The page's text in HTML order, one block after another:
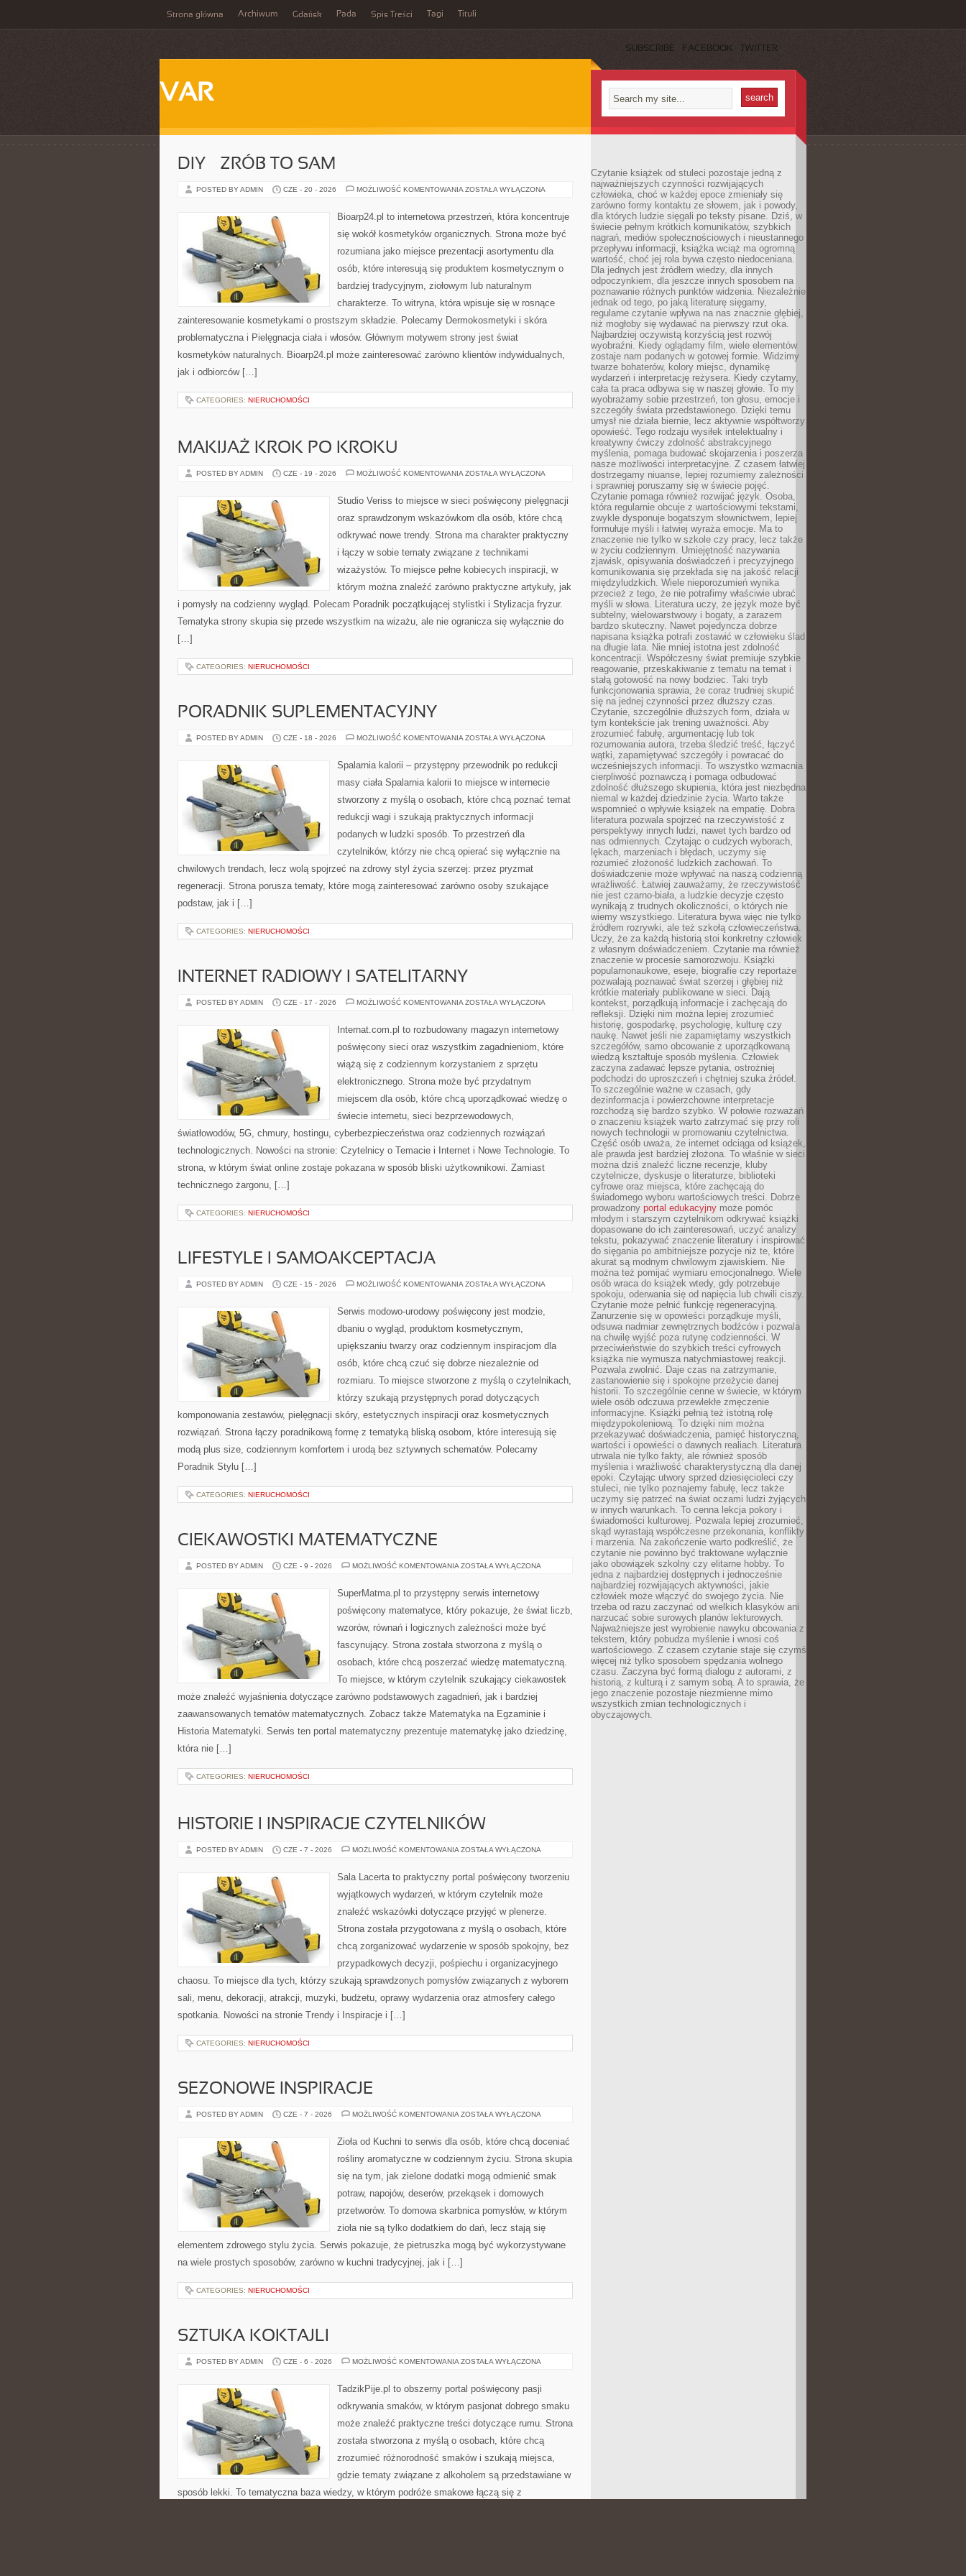
Strona główna Archiwum Gdańsk Pada Spis Treści Tagi Tituli
SUBSCRIBE FACEBOOK TWITTER
VAR
DIY – ZRÓB TO SAM
POSTED BY ADMIN CZE - 20 - 2026 MOŻLIWOŚĆ KOMENTOWANIA DIY
TO
SAM
ZOSTAŁA WYŁĄCZONA
Bioarp24.pl to internetowa przestrzeń, która koncentruje
się wokół kosmetyków organicznych. Strona może być
rozumiana jako miejsce prezentacji asortymentu dla
osób, które interesują się produktem kosmetycznym o
bardziej tradycyjnym, ziołowym lub naturalnym
charakterze. To witryna, która wpisuje się w rosnące
zainteresowanie kosmetykami o prostszym składzie. Polecamy Dermokosmetyki i skóra
problematyczna i Pielęgnacja ciała i włosów. Głównym motywem strony jest świat
kosmetyków naturalnych. Bioarp24.pl może zainteresować zarówno klientów indywidualnych,
jak i odbiorców […]
CATEGORIES: NIERUCHOMOŚCI
MAKIJAŻ KROK PO KROKU
POSTED BY ADMIN CZE - 19 - 2026 MOŻLIWOŚĆ KOMENTOWANIA MAKIJAŻ
KROKU
ZOSTAŁA WYŁĄCZONA
Studio Veriss to miejsce w sieci poświęcony pielęgnacji
oraz sprawdzonym wskazówkom dla osób, które chcą
odkrywać nowe trendy. Strona ma charakter praktyczny
i łączy w sobie tematy związane z technikami
wizażystów. To miejsce pełne kobiecych inspiracji, w
którym można znaleźć zarówno praktyczne artykuły, jak
i pomysły na codzienny wygląd. Polecam Poradnik początkującej stylistki i Stylizacja fryzur.
Tematyka strony skupia się przede wszystkim na wizażu, ale nie ogranicza się wyłącznie do
[…]
CATEGORIES: NIERUCHOMOŚCI
PORADNIK SUPLEMENTACYJNY
POSTED BY ADMIN CZE - 18 - 2026 MOŻLIWOŚĆ KOMENTOWANIA PORADNIK
ZOSTAŁA WYŁĄCZONA
Spalarnia kalorii – przystępny przewodnik po redukcji
masy ciała Spalarnia kalorii to miejsce w internecie
stworzony z myślą o osobach, które chcą poznać temat
redukcji wagi i szukają praktycznych informacji
podanych w ludzki sposób. To przestrzeń dla
czytelników, którzy nie chcą opierać się wyłącznie na
chwilowych trendach, lecz wolą spojrzeć na zdrowy styl życia szerzej: przez pryzmat
regeneracji. Strona porusza tematy, które mogą zainteresować zarówno osoby szukające
podstaw, jak i […]
CATEGORIES: NIERUCHOMOŚCI
INTERNET RADIOWY I SATELITARNY
POSTED BY ADMIN CZE - 17 - 2026 MOŻLIWOŚĆ KOMENTOWANIA INTERNET
SATELITARNY
ZOSTAŁA WYŁĄCZONA
Internat.com.pl to rozbudowany magazyn internetowy
poświęcony sieci oraz wszystkim zagadnieniom, które
wiążą się z codziennym korzystaniem z sprzętu
elektronicznego. Strona może być przydatnym
miejscem dla osób, które chcą uporządkować wiedzę o
świecie internetu, sieci bezprzewodowych,
światłowodów, 5G, chmury, hostingu, cyberbezpieczeństwa oraz codziennych rozwiązań
technologicznych. Nowości na stronie: Czytelnicy o Temacie i Internet i Nowe Technologie. To
strona, w którym świat online zostaje pokazana w sposób bliski użytkownikowi. Zamiast
technicznego żargonu, […]
CATEGORIES: NIERUCHOMOŚCI
LIFESTYLE I SAMOAKCEPTACJA
POSTED BY ADMIN CZE - 15 - 2026 MOŻLIWOŚĆ KOMENTOWANIA LIFESTYLE
ZOSTAŁA WYŁĄCZONA
Serwis modowo-urodowy poświęcony jest modzie,
dbaniu o wygląd, produktom kosmetycznym,
upiększaniu twarzy oraz codziennym inspiracjom dla
osób, które chcą czuć się dobrze niezależnie od
rozmiaru. To miejsce stworzone z myślą o czytelnikach,
którzy szukają przystępnych porad dotyczących
komponowania zestawów, pielęgnacji skóry, estetycznych inspiracji oraz kosmetycznych
rozwiązań. Strona łączy poradnikową formę z tematyką bliską osobom, które interesują się
modą plus size, codziennym komfortem i urodą bez sztywnych schematów. Polecamy
Poradnik Stylu […]
CATEGORIES: NIERUCHOMOŚCI
CIEKAWOSTKI MATEMATYCZNE
POSTED BY ADMIN CZE - 9 - 2026 MOŻLIWOŚĆ KOMENTOWANIA CIEKAWOSTKI
ZOSTAŁA WYŁĄCZONA
SuperMatma.pl to przystępny serwis internetowy
poświęcony matematyce, który pokazuje, że świat liczb,
wzorów, równań i logicznych zależności może być
fascynujący. Strona została stworzona z myślą o
osobach, które chcą poszerzać wiedzę matematyczną.
To miejsce, w którym czytelnik szukający ciekawostek
może znaleźć wyjaśnienia dotyczące zarówno podstawowych zagadnień, jak i bardziej
zaawansowanych tematów matematycznych. Zobacz także Matematyka na Egzaminie i
Historia Matematyki. Serwis ten portal matematyczny prezentuje matematykę jako dziedzinę,
która nie […]
CATEGORIES: NIERUCHOMOŚCI
HISTORIE I INSPIRACJE CZYTELNIKÓW
POSTED BY ADMIN CZE - 7 - 2026 MOŻLIWOŚĆ KOMENTOWANIA HISTORIE
CZYTELNIKÓW
ZOSTAŁA WYŁĄCZONA
Sala Lacerta to praktyczny portal poświęcony tworzeniu
wyjątkowych wydarzeń, w którym czytelnik może
znaleźć wskazówki dotyczące przyjęć w plenerze.
Strona została przygotowana z myślą o osobach, które
chcą zorganizować wydarzenie w sposób spokojny, bez
przypadkowych decyzji, pośpiechu i organizacyjnego
chaosu. To miejsce dla tych, którzy szukają sprawdzonych pomysłów związanych z wyborem
sali, menu, dekoracji, atrakcji, muzyki, budżetu, oprawy wydarzenia oraz atmosfery całego
spotkania. Nowości na stronie Trendy i Inspiracje i […]
CATEGORIES: NIERUCHOMOŚCI
SEZONOWE INSPIRACJE
POSTED BY ADMIN CZE - 7 - 2026 MOŻLIWOŚĆ KOMENTOWANIA SEZONOWE
ZOSTAŁA WYŁĄCZONA
Zioła od Kuchni to serwis dla osób, które chcą doceniać
rośliny aromatyczne w codziennym życiu. Strona skupia
się na tym, jak zielone dodatki mogą odmienić smak
potraw, napojów, deserów, przekąsek i domowych
przetworów. To domowa skarbnica pomysłów, w którym
zioła nie są tylko dodatkiem do dań, lecz stają się
elementem zdrowego stylu życia. Serwis pokazuje, że pietruszka mogą być wykorzystywane
na wiele prostych sposobów, zarówno w kuchni tradycyjnej, jak i […]
CATEGORIES: NIERUCHOMOŚCI
SZTUKA KOKTAJLI
POSTED BY ADMIN CZE - 6 - 2026 MOŻLIWOŚĆ KOMENTOWANIA SZTUKA
ZOSTAŁA WYŁĄCZONA
TadzikPije.pl to obszerny portal poświęcony pasji
odkrywania smaków, w którym pasjonat dobrego smaku
może znaleźć praktyczne treści dotyczące rumu. Strona
została stworzona z myślą o osobach, które chcą
zrozumieć różnorodność smaków i szukają miejsca,
gdzie tematy związane z alkoholem są przedstawiane w
sposób lekki. To tematyczna baza wiedzy, w którym podróże smakowe łączą się z
Czytanie książek od stuleci pozostaje jedną z
najważniejszych czynności rozwijających
człowieka, choć w każdej epoce zmieniały się
zarówno formy kontaktu ze słowem, jak i powody,
dla których ludzie sięgali po teksty pisane. Dziś, w
świecie pełnym krótkich komunikatów, szybkich
nagrań, mediów społecznościowych i nieustannego
przepływu informacji, książka wciąż ma ogromną
wartość, choć jej rola bywa często niedoceniana.
Dla jednych jest źródłem wiedzy, dla innych
odpoczynkiem, dla jeszcze innych sposobem na
poznawanie różnych punktów widzenia. Niezależnie
jednak od tego, po jaką literaturę sięgamy,
regularne czytanie wpływa na nas znacznie głębiej,
niż mogłoby się wydawać na pierwszy rzut oka.
Najbardziej oczywistą korzyścią jest rozwój
wyobraźni. Kiedy oglądamy film, wiele elementów
zostaje nam podanych w gotowej formie. Widzimy
twarze bohaterów, kolory miejsc, dynamikę
wydarzeń i interpretację reżysera. Kiedy czytamy,
cała ta praca odbywa się w naszej głowie. To my
wyobrażamy sobie przestrzeń, ton głosu, emocje i
szczegóły świata przedstawionego. Dzięki temu
umysł nie działa biernie, lecz aktywnie współtworzy
opowieść. Tego rodzaju wysiłek intelektualny i
kreatywny ćwiczy zdolność abstrakcyjnego
myślenia, pomaga budować skojarzenia i poszerza
nasze możliwości interpretacyjne. Z czasem łatwiej
dostrzegamy niuanse, lepiej rozumiemy zależności
i sprawniej poruszamy się w świecie pojęć.
Czytanie pomaga również rozwijać język. Osoba,
która regularnie obcuje z wartościowymi tekstami,
zwykle dysponuje bogatszym słownictwem, lepiej
formułuje myśli i łatwiej wyraża emocje. Ma to
znaczenie nie tylko w szkole czy pracy, lecz także
w życiu codziennym. Umiejętność nazywania
zjawisk, opisywania doświadczeń i precyzyjnego
komunikowania się przekłada się na jakość relacji
międzyludzkich. Wiele nieporozumień wynika
przecież z tego, że nie potrafimy właściwie ubrać
myśli w słowa. Literatura uczy, że język może być
subtelny, wielowarstwowy i bogaty, a zarazem
bardzo skuteczny. Nawet pojedyncza dobrze
napisana książka potrafi zostawić w człowieku ślad
na długie lata. Nie mniej istotna jest zdolność
koncentracji. Współczesny świat premiuje szybkie
reagowanie, przeskakiwanie z tematu na temat i
stałą gotowość na nowy bodziec. Taki tryb
funkcjonowania sprawia, że coraz trudniej skupić
się na jednej czynności przez dłuższy czas.
Czytanie, szczególnie dłuższych form, działa w
tym kontekście jak trening uważności. Aby
zrozumieć fabułę, argumentację lub tok
rozumowania autora, trzeba śledzić treść, łączyć
wątki, zapamiętywać szczegóły i powracać do
wcześniejszych informacji. To wszystko wzmacnia
cierpliwość poznawczą i pomaga odbudować
zdolność dłuższego skupienia, która jest niezbędna
niemal w każdej dziedzinie życia. Warto także
wspomnieć o wpływie książek na empatię. Dobra
literatura pozwala spojrzeć na rzeczywistość z
perspektywy innych ludzi, nawet tych bardzo od
nas odmiennych. Czytając o cudzych wyborach,
lękach, marzeniach i błędach, uczymy się
rozumieć złożoność ludzkich zachowań. To
doświadczenie może wpływać na naszą codzienną
wrażliwość. Łatwiej zauważamy, że rzeczywistość
nie jest czarno-biała, a ludzkie decyzje często
wynikają z trudnych okoliczności, o których nie
wiemy wszystkiego. Literatura bywa więc nie tylko
źródłem rozrywki, ale też szkołą człowieczeństwa.
Uczy, że za każdą historią stoi konkretny człowiek
z własnym doświadczeniem. Czytanie ma również
znaczenie w procesie samorozwoju. Książki
popularnonaukowe, eseje, biografie czy reportaże
pozwalają poznawać świat szerzej i głębiej niż
krótkie materiały publikowane w sieci. Dają
kontekst, porządkują informacje i zachęcają do
refleksji. Dzięki nim można lepiej zrozumieć
historię, gospodarkę, psychologię, kulturę czy
naukę. Nawet jeśli nie zapamiętamy wszystkich
szczegółów, samo obcowanie z uporządkowaną
wiedzą kształtuje sposób myślenia. Człowiek
zaczyna zadawać lepsze pytania, ostrożniej
podchodzi do uproszczeń i chętniej szuka źródeł.
To szczególnie ważne w czasach, gdy
dezinformacja i powierzchowne interpretacje
rozchodzą się bardzo szybko. W połowie rozważań
o znaczeniu książek warto zatrzymać się przy roli
nowych technologii w promowaniu czytelnictwa.
Część osób uważa, że internet odciąga od książek,
ale prawda jest bardziej złożona. To właśnie w sieci
można dziś znaleźć liczne recenzje, kluby
czytelnicze, dyskusje o literaturze, biblioteki
cyfrowe oraz miejsca, które zachęcają do
świadomego wyboru wartościowych treści. Dobrze
prowadzony portal edukacyjny może pomóc
młodym i starszym czytelnikom odkrywać książki
dopasowane do ich zainteresowań, uczyć analizy
tekstu, pokazywać znaczenie literatury i inspirować
do sięgania po ambitniejsze pozycje niż te, które
akurat są modnym chwilowym zjawiskiem. Nie
można też pomijać wymiaru emocjonalnego. Wiele
osób wraca do książek wtedy, gdy potrzebuje
spokoju, oderwania się od napięcia lub chwili ciszy.
Czytanie może pełnić funkcję regeneracyjną.
Zanurzenie się w opowieści porządkuje myśli,
odsuwa nadmiar zewnętrznych bodźców i pozwala
na chwilę wyjść poza rutynę codzienności. W
przeciwieństwie do szybkich treści cyfrowych
książka nie wymusza natychmiastowej reakcji.
Pozwala zwolnić. Daje czas na zatrzymanie,
zastanowienie się i spokojne przeżycie danej
historii. To szczególnie cenne w świecie, w którym
wiele osób odczuwa przewlekłe zmęczenie
informacyjne. Książki pełnią też istotną rolę
międzypokoleniową. To dzięki nim można
przekazywać doświadczenia, pamięć historyczną,
wartości i opowieści o dawnych realiach. Literatura
utrwala nie tylko fakty, ale również sposób
myślenia i wrażliwość charakterystyczną dla danej
epoki. Czytając utwory sprzed dziesięcioleci czy
stuleci, nie tylko poznajemy fabułę, lecz także
uczymy się patrzeć na świat oczami ludzi żyjących
w innych warunkach. To cenna lekcja pokory i
świadomości kulturowej. Pozwala lepiej zrozumieć,
skąd wyrastają współczesne przekonania, konflikty
i marzenia. Na zakończenie warto podkreślić, że
czytanie nie powinno być traktowane wyłącznie
jako obowiązek szkolny czy elitarne hobby. To
jedna z najbardziej dostępnych i jednocześnie
najbardziej rozwijających aktywności, jakie
człowiek może włączyć do swojego życia. Nie
trzeba od razu zaczynać od wielkich klasyków ani
narzucać sobie surowych planów lekturowych.
Najważniejsze jest wyrobienie nawyku obcowania z
tekstem, który pobudza myślenie i wnosi coś
wartościowego. Z czasem czytanie staje się czymś
więcej niż tylko sposobem spędzania wolnego
czasu. Zaczyna być formą dialogu z autorami, z
historią, z kulturą i z samym sobą. A to sprawia, że
jego znaczenie pozostaje niezmienne mimo
wszystkich zmian technologicznych i
obyczajowych.